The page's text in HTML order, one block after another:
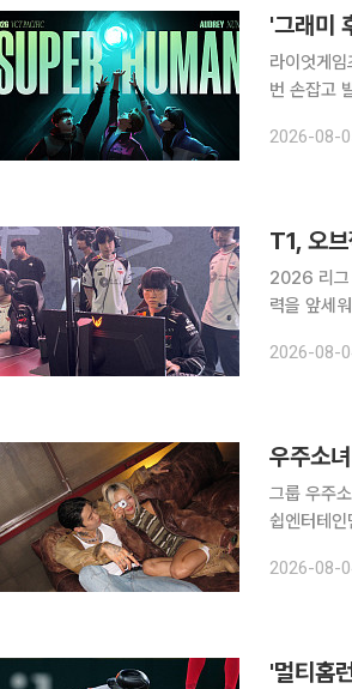
'그래미
라이엇게
번 손잡고 발
이지 2’ 주
2026-08-
T1, 오
2026 리그
력을 앞세워 한
트스코어
2026-08-
우주소
그룹 우주소
쉽엔터테
은 팝 트랙
2026-08-
'멀티홈